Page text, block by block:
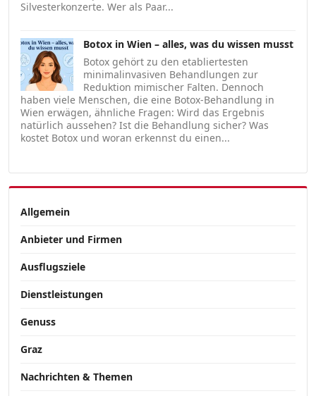
Silvesterkonzerte. Wer als Paar...
Botox in Wien – alles, was du wissen musst
Botox gehört zu den etabliertesten
minimalinvasiven Behandlungen zur
Reduktion mimischer Falten. Dennoch
haben viele Menschen, die eine Botox-Behandlung in
Wien erwägen, ähnliche Fragen: Wird das Ergebnis
natürlich aussehen? Ist die Behandlung sicher? Was
kostet Botox und woran erkennst du einen...
Allgemein
Anbieter und Firmen
Ausflugsziele
Dienstleistungen
Genuss
Graz
Nachrichten & Themen